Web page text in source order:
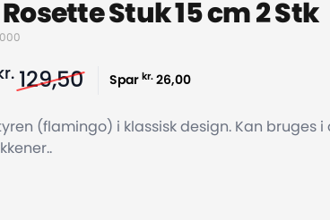
Stuk 15 cm 2 Stk
129,50 Spar kr. 26,00
(flamingo) i klassisk design. Kan bruges